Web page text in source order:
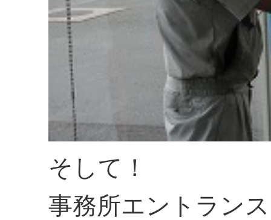
そして！
事務所エントラン